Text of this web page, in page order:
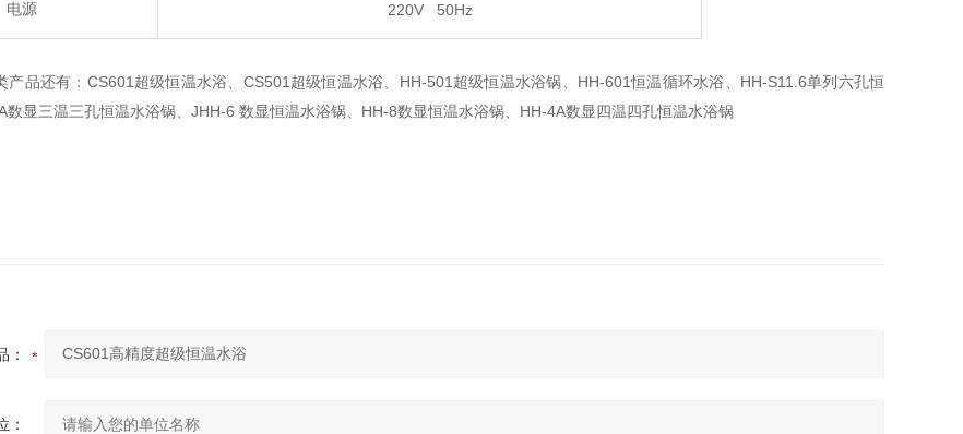
电源 220V 50Hz
产品还有： CS601 超级恒温水浴、 CS501 超级恒温水浴、 HH-501 超级恒温水浴锅、 HH-601恒温循环水浴、 HH-S11.6单列六孔恒
数显三温三孔恒温水浴锅、 JHH-6 数显恒温水浴锅、 HH-8数显恒温水浴锅、 HH-4A数显四温四孔恒温水浴锅
：
：